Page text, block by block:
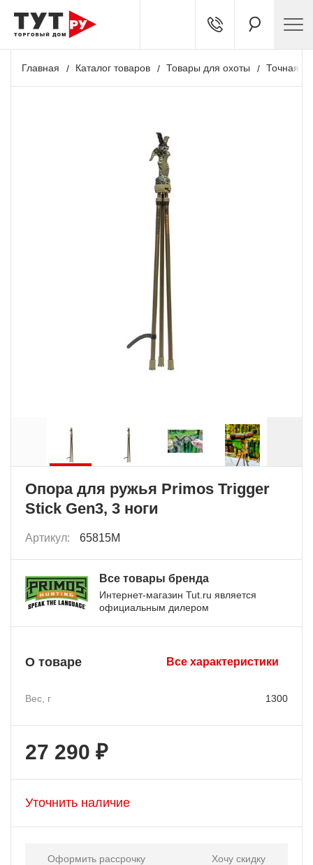
Главная Каталог товаров Товары для охоты Точная
Опора для ружья Primos Trigger
Stick Gen3, 3 ноги
Артикул: 65815M
Все товары бренда
Интернет-магазин Tut.ru является
официальным дилером
О товаре Все характеристики
Вес, г 1300
27 290 ₽
Уточнить наличие
Оформить рассрочку Хочу скидку